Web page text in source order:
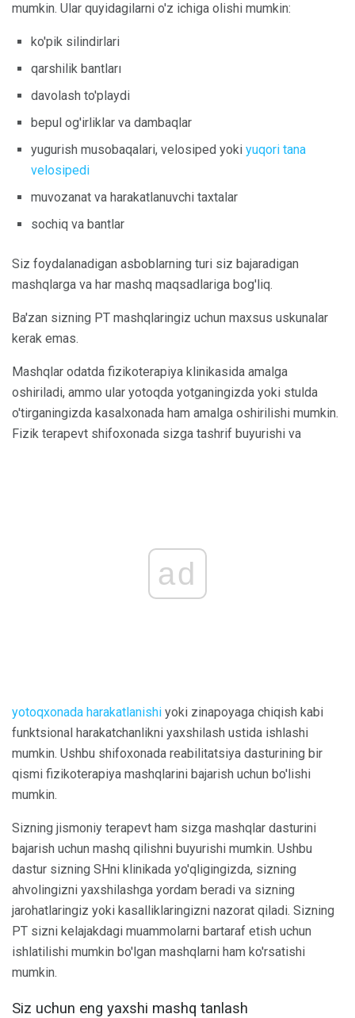
mumkin. Ular quyidagilarni o'z ichiga olishi mumkin:
ko'pik silindirlari
qarshilik bantları
davolash to'playdi
bepul og'irliklar va dambaqlar
yugurish musobaqalari, velosiped yoki yuqori tana
velosipedi
muvozanat va harakatlanuvchi taxtalar
sochiq va bantlar
Siz foydalanadigan asboblarning turi siz bajaradigan
mashqlarga va har mashq maqsadlariga bog'liq.
Ba'zan sizning PT mashqlaringiz uchun maxsus uskunalar
kerak emas.
Mashqlar odatda fizikoterapiya klinikasida amalga
oshiriladi, ammo ular yotoqda yotganingizda yoki stulda
o'tirganingizda kasalxonada ham amalga oshirilishi mumkin.
Fizik terapevt shifoxonada sizga tashrif buyurishi va
ad
yotoqxonada harakatlanishi yoki zinapoyaga chiqish kabi
funktsional harakatchanlikni yaxshilash ustida ishlashi
mumkin. Ushbu shifoxonada reabilitatsiya dasturining bir
qismi fizikoterapiya mashqlarini bajarish uchun bo'lishi
mumkin.
Sizning jismoniy terapevt ham sizga mashqlar dasturini
bajarish uchun mashq qilishni buyurishi mumkin. Ushbu
dastur sizning SHni klinikada yo'qligingizda, sizning
ahvolingizni yaxshilashga yordam beradi va sizning
jarohatlaringiz yoki kasalliklaringizni nazorat qiladi. Sizning
PT sizni kelajakdagi muammolarni bartaraf etish uchun
ishlatilishi mumkin bo'lgan mashqlarni ham ko'rsatishi
mumkin.
Siz uchun eng yaxshi mashq tanlash